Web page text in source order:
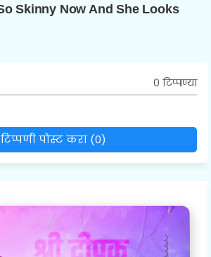
0 टिप्पण्या
टिप्पणी पोस्ट करा (0)